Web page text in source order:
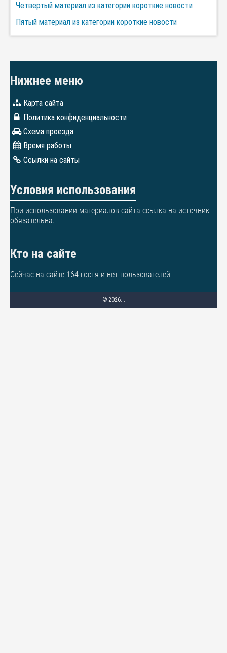
Четвертый материал из категории короткие новости
Пятый материал из категории короткие новости
Нижнее меню
Карта сайта
Политика конфиденциальности
Схема проезда
Время работы
Ссылки на сайты
Условия использования
При использовании материалов сайта ссылка на источник
обязательна.
Кто на сайте
Сейчас на сайте 164 гостя и нет пользователей
© 2026. .